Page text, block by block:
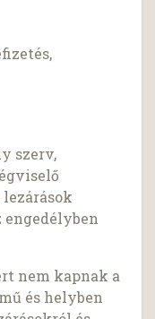
szerv,
nem kapnak a
és helyben